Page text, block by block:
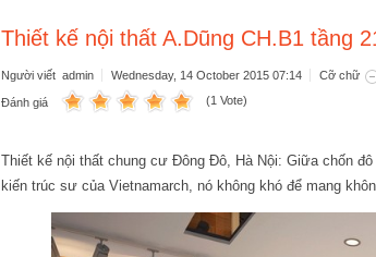
Thiết kế nội thất A.Dũng CH.B1 tầng
Người viết admin Wednesday, 14 October 2015 07:14 Cỡ chữ
Đánh giá (1 Vote)
Thiết kế nội thất chung cư Đông Đô, Hà Nội: Giữa chốn
kiến trúc sư của Vietnamarch, nó không khó để mang